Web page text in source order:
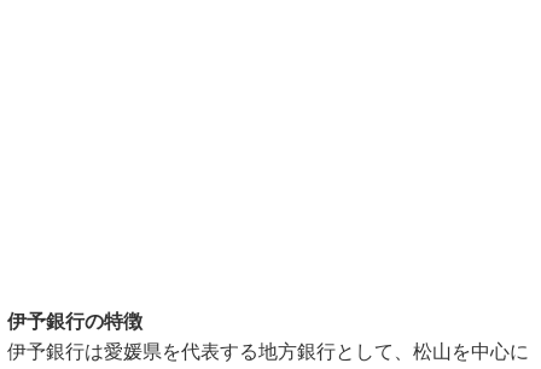
伊予銀行の特徴
伊予銀行は愛媛県を代表する地方銀行として、松山を中心に